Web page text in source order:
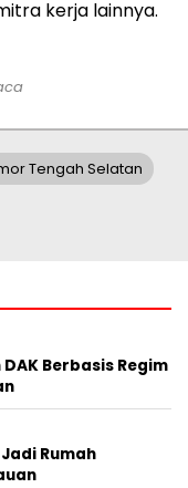
kerja lainnya.
Tengah Selatan
DAK Berbasis Regim
Rumah